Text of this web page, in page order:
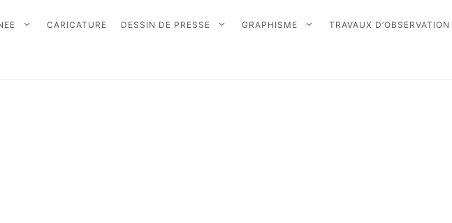
CARICATURE DESSIN DE PRESSE GRAPHISME TRAVAUX D’OBSERVATION